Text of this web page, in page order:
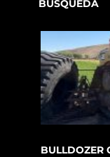
BÚSQUEDA
BULLDOZER